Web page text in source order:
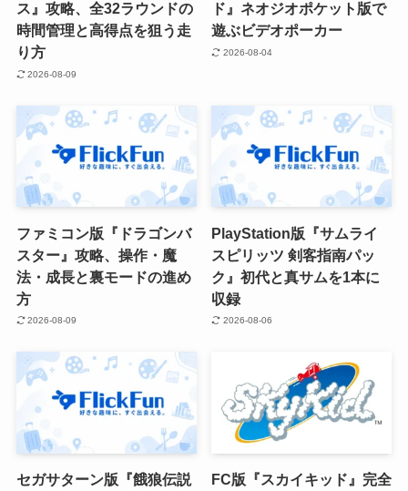
ス』攻略、全32ラウンドの
時間管理と高得点を狙う走
り方
2026-08-09
ド』ネオジオポケット版で
遊ぶビデオポーカー
2026-08-04
ファミコン版『ドラゴンバ
スター』攻略、操作・魔
法・成長と裏モードの進め
方
2026-08-09
PlayStation版『サムライ
スピリッツ 剣客指南パッ
ク』初代と真サムを1本に
収録
2026-08-06
セガサターン版『餓狼伝説
FC版『スカイキッド』完全